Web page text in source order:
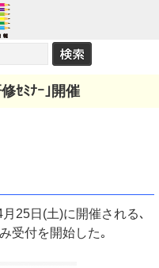
ｾﾐﾅｰ｣開催
25日(土)に開催される､
受付を開始した｡